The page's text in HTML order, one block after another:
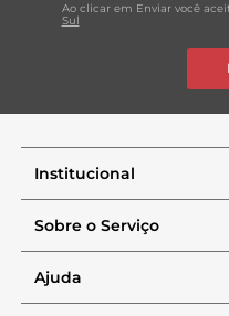
Ao clicar em Enviar você
Sul
Institucional
Sobre o Serviço
Ajuda